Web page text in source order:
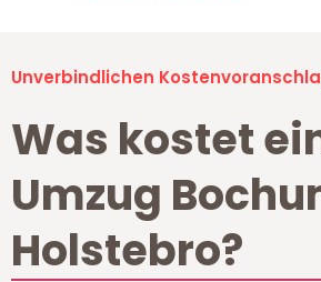
Unverbindlichen
Was kostet
Umzug
Holstebro?